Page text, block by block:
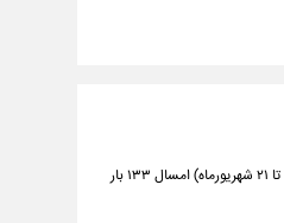
موسسه ژئوفیزیک دانشگاه تهران در گزارشی اعلام کرد که کشور در هفته سوم شهریورماه (۱۵ تا ۲۱ شهریورماه) امسال ۱۳۳ بار